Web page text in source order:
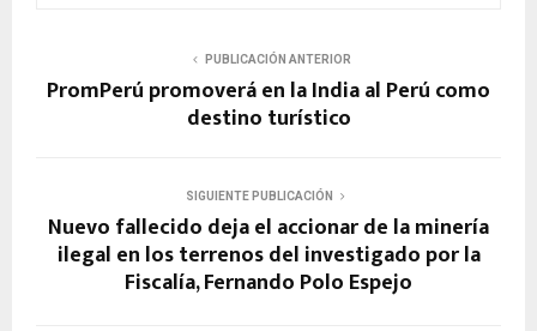
PUBLICACIÓN ANTERIOR
PromPerú promoverá en la India al Perú como
destino turístico
SIGUIENTE PUBLICACIÓN
Nuevo fallecido deja el accionar de la minería
ilegal en los terrenos del investigado por la
Fiscalía, Fernando Polo Espejo